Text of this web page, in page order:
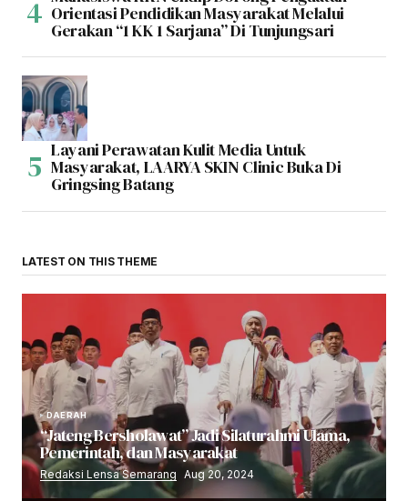
Orientasi Pendidikan Masyarakat Melalui
Gerakan “1 KK 1 Sarjana” Di Tunjungsari
Layani Perawatan Kulit Media Untuk
Masyarakat, LAARYA SKIN Clinic Buka Di
Gringsing Batang
LATEST ON THIS THEME
DAERAH
“Jateng Bersholawat” Jadi Silaturahmi Ulama,
Pemerintah, dan Masyarakat
Redaksi Lensa Semarang Aug 20, 2024